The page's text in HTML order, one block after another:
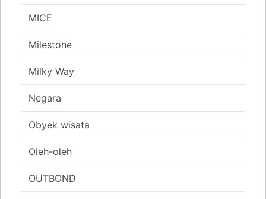
MICE
Milestone
Milky Way
Negara
Obyek wisata
Oleh-oleh
OUTBOND